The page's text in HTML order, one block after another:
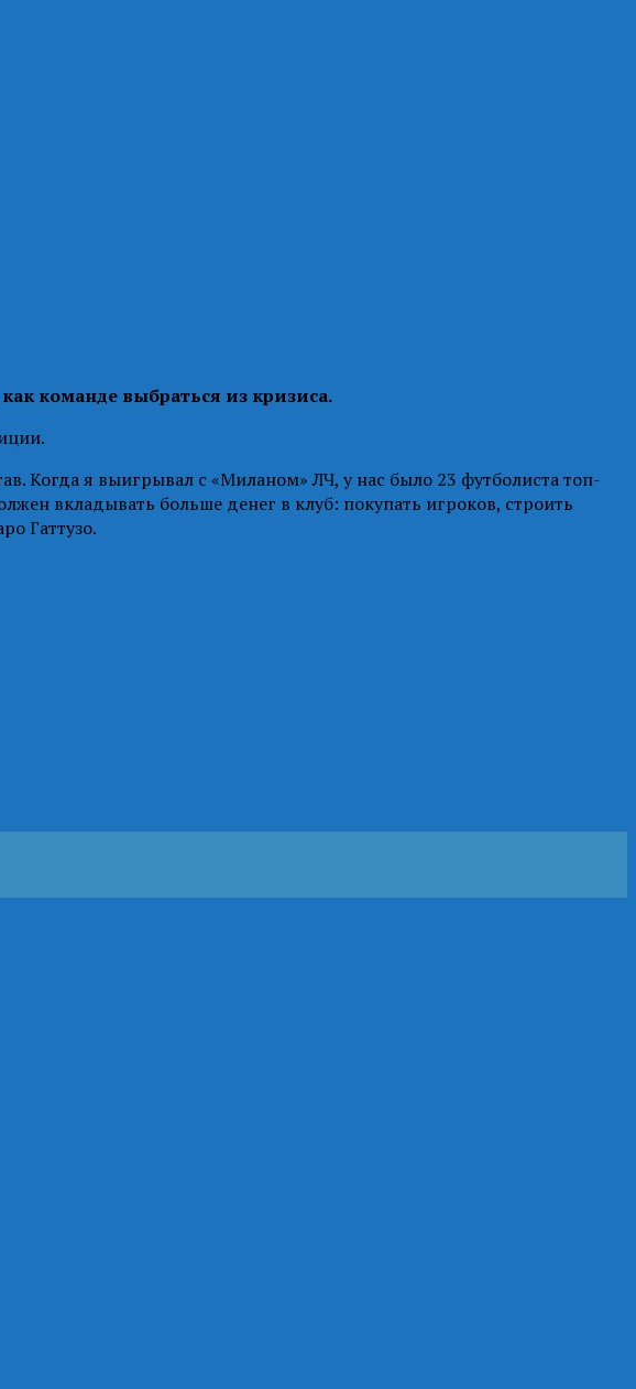
команде выбраться из кризиса.
Когда я выигрывал с «Миланом» ЛЧ, у нас было 23 футболиста топ-
вкладывать больше денег в клуб: покупать игроков, строить
Гаттузо.